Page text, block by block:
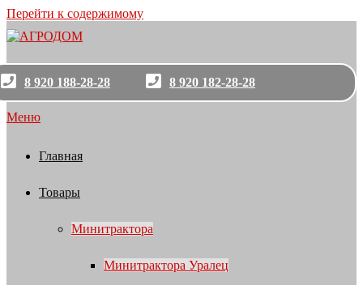
Перейти к содержимому
8 920 188-28-28 8 920 182-28-28
Меню
Главная
Товары
Минитрактора
Минитрактора Уралец